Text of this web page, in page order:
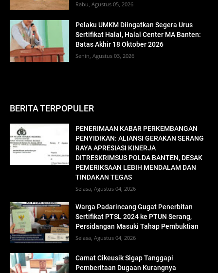
Rabu, Agustus 05, 2026
Pelaku UMKM Diingatkan Segera Urus
Sertifikat Halal, Halal Center MA Banten:
Batas Akhir 18 Oktober 2026
Senin, Agustus 03, 2026
BERITA TERPOPULER
PENERIMAAN KABAR PERKEMBANGAN
PENYIDIKAN: ALIANSI GERAKAN SERANG
RAYA APRESIASI KINERJA
DITRESKRIMSUS POLDA BANTEN, DESAK
PEMERIKSAAN LEBIH MENDALAM DAN
TINDAKAN TEGAS
Selasa, Agustus 04, 2026
Warga Padarincang Gugat Penerbitan
Sertifikat PTSL 2024 ke PTUN Serang,
Persidangan Masuki Tahap Pembuktian
Selasa, Agustus 04, 2026
Camat Cikeusik Sigap Tanggapi
Pemberitaan Dugaan Kurangnya